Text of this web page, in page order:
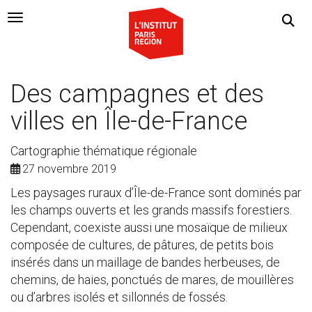
Navigation Toggle
Des campagnes et des
villes en Île-de-France
Cartographie thématique régionale
27 novembre 2019
Les paysages ruraux d’Île-de-France sont dominés par
les champs ouverts et les grands massifs forestiers.
Cependant, coexiste aussi une mosaïque de milieux
composée de cultures, de pâtures, de petits bois
insérés dans un maillage de bandes herbeuses, de
chemins, de haies, ponctués de mares, de mouillères
ou d’arbres isolés et sillonnés de fossés.